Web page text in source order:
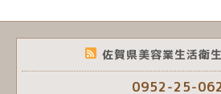
佐賀県美容業生活衛
0952-25-